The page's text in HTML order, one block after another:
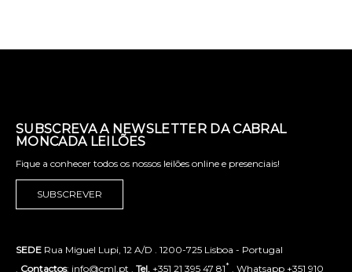
SUBSCREVA A NEWSLETTER DA CABRAL
MONCADA LEILÕES
Fique a conhecer todos os nossos leilões online e presenciais!
SUBSCREVER
SEDE Rua Miguel Lupi, 12 A/D . 1200-725 Lisboa - Portugal
Contactos: info@cml.pt . Tel. +351 21 395 47 81* . Whatsapp +351 910